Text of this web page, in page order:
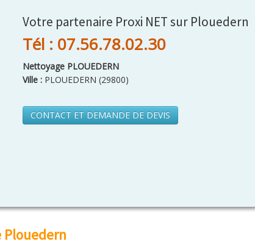
Votre partenaire Proxi NET sur Plouedern
Tél : 07.56.78.02.30
Nettoyage PLOUEDERN
Ville : PLOUEDERN (29800)
CONTACT ET DEMANDE DE DEVIS